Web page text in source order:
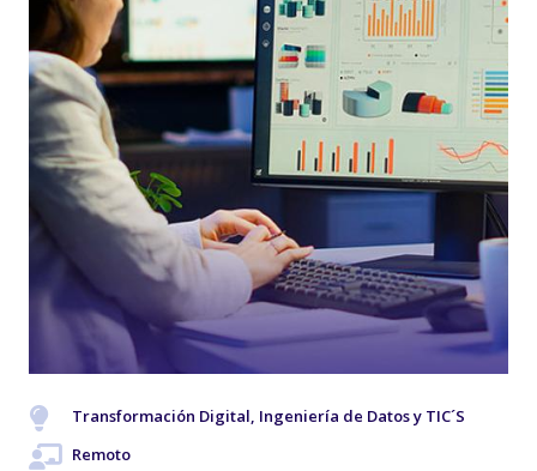
Transformación Digital, Ingeniería de Datos y TIC´S
Remoto